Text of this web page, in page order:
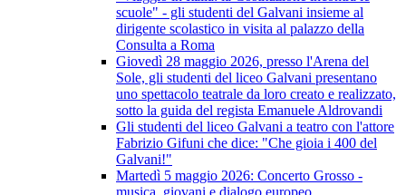
scuole" - gli studenti del Galvani insieme al
dirigente scolastico in visita al palazzo della
Consulta a Roma
Giovedì 28 maggio 2026, presso l'Arena del
Sole, gli studenti del liceo Galvani presentano
uno spettacolo teatrale da loro creato e realizzato,
sotto la guida del regista Emanuele Aldrovandi
Gli studenti del liceo Galvani a teatro con l'attore
Fabrizio Gifuni che dice: "Che gioia i 400 del
Galvani!"
Martedì 5 maggio 2026: Concerto Grosso -